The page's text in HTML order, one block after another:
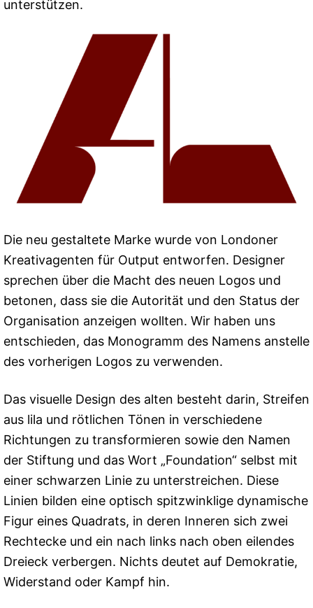
unterstützen.
Die neu gestaltete Marke wurde von Londoner
Kreativagenten für Output entworfen. Designer
sprechen über die Macht des neuen Logos und
betonen, dass sie die Autorität und den Status der
Organisation anzeigen wollten. Wir haben uns
entschieden, das Monogramm des Namens anstelle
des vorherigen Logos zu verwenden.
Das visuelle Design des alten besteht darin, Streifen
aus lila und rötlichen Tönen in verschiedene
Richtungen zu transformieren sowie den Namen
der Stiftung und das Wort „Foundation“ selbst mit
einer schwarzen Linie zu unterstreichen. Diese
Linien bilden eine optisch spitzwinklige dynamische
Figur eines Quadrats, in deren Inneren sich zwei
Rechtecke und ein nach links nach oben eilendes
Dreieck verbergen. Nichts deutet auf Demokratie,
Widerstand oder Kampf hin.